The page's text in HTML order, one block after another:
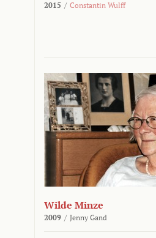
2015 / Constantin Wulff
Wilde Minze
2009 / Jenny Gand